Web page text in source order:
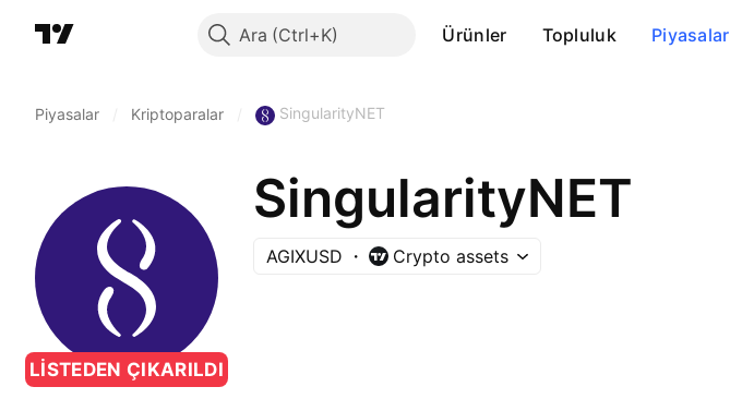
Ara Ürünler Topluluk Piyasalar
Piyasalar Kriptoparalar SingularityNET
LISTEDEN ÇIKARILDI
SingularityNET
AGIXUSD Crypto assets